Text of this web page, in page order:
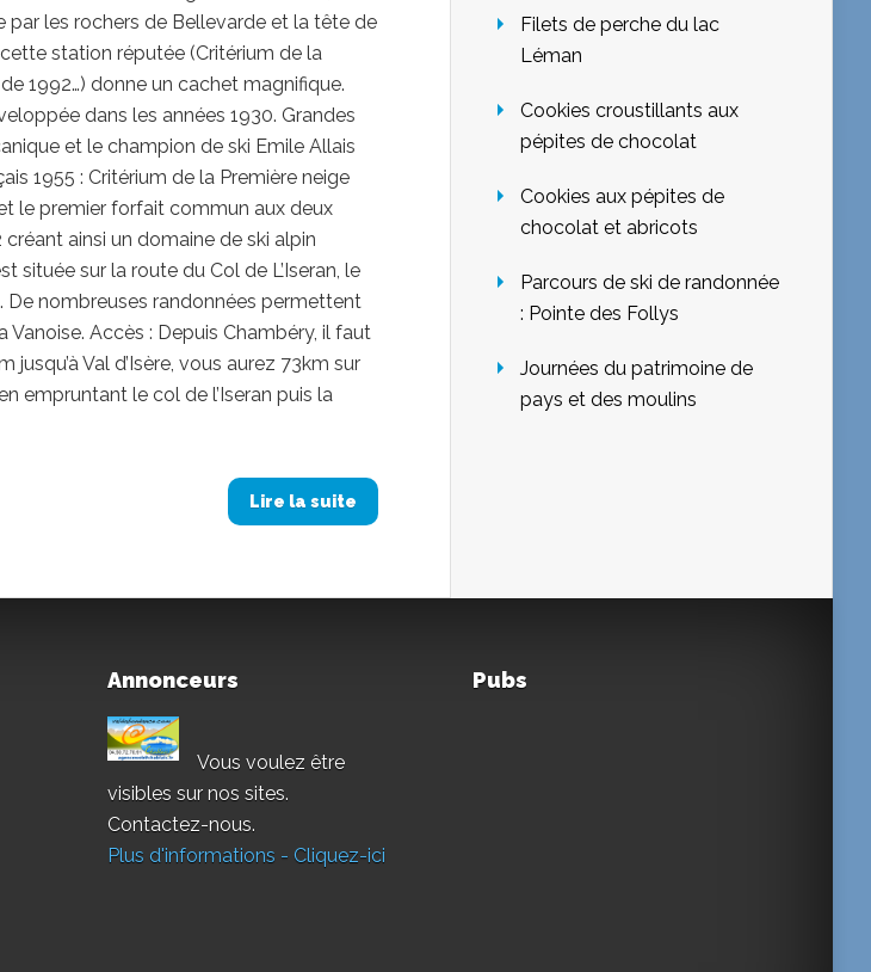
par les rochers de Bellevarde et la tête de
station réputée (Critérium de la
1992…) donne un cachet magnifique.
dans les années 1930. Grandes
et le champion de ski Emile Allais
1955 : Critérium de la Première neige
le premier forfait commun aux deux
ainsi un domaine de ski alpin
située sur la route du Col de L’Iseran, le
De nombreuses randonnées permettent
Accès : Depuis Chambéry, il faut
Val d’Isère, vous aurez 73km sur
empruntant le col de l’Iseran puis la
Lire la suite
Filets de perche du lac
Léman
Cookies croustillants aux
pépites de chocolat
Cookies aux pépites de
chocolat et abricots
Parcours de ski de randonnée
: Pointe des Follys
Journées du patrimoine de
pays et des moulins
Annonceurs
Vous voulez être
visibles sur nos sites.
Contactez-nous.
Plus d'informations - Cliquez-ici
Pubs